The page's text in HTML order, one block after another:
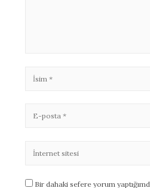
Bir dahaki sefere yorum